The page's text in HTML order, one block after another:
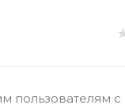
пользователям